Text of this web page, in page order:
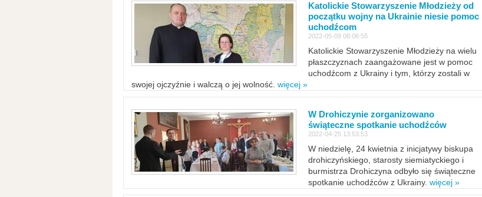
Katolickie Stowarzyszenie Młodzieży od
początku wojny na Ukrainie niesie pomoc
uchodźcom
2022-05-09 08:06:55
Katolickie Stowarzyszenie Młodzieży na wielu
płaszczyznach zaangażowane jest w pomoc
uchodźcom z Ukrainy i tym, którzy zostali w
swojej ojczyźnie i walczą o jej wolność. więcej »
W Drohiczynie zorganizowano
świąteczne spotkanie uchodźców
2022-04-25 13:53:53
W niedzielę, 24 kwietnia z inicjatywy biskupa
drohiczyńskiego, starosty siemiatyckiego i
burmistrza Drohiczyna odbyło się świąteczne
spotkanie uchodźców z Ukrainy. więcej »